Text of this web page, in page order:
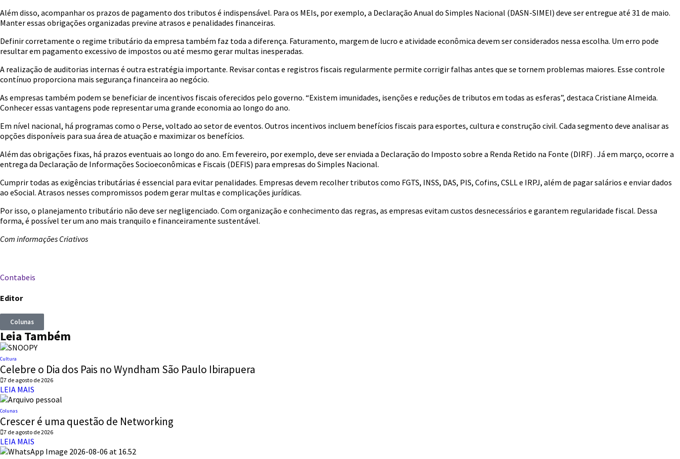
Além disso, acompanhar os prazos de pagamento dos tributos é indispensável. Para os MEIs, por exemplo, a Declaração Anual do Simples Nacional (DASN-SIMEI) deve ser entregue até 31 de maio.
Manter essas obrigações organizadas previne atrasos e penalidades financeiras.
Definir corretamente o regime tributário da empresa também faz toda a diferença. Faturamento, margem de lucro e atividade econômica devem ser considerados nessa escolha. Um erro pode
resultar em pagamento excessivo de impostos ou até mesmo gerar multas inesperadas.
A realização de auditorias internas é outra estratégia importante. Revisar contas e registros fiscais regularmente permite corrigir falhas antes que se tornem problemas maiores. Esse controle
contínuo proporciona mais segurança financeira ao negócio.
As empresas também podem se beneficiar de incentivos fiscais oferecidos pelo governo. “Existem imunidades, isenções e reduções de tributos em todas as esferas”, destaca Cristiane Almeida.
Conhecer essas vantagens pode representar uma grande economia ao longo do ano.
Em nível nacional, há programas como o Perse, voltado ao setor de eventos. Outros incentivos incluem benefícios fiscais para esportes, cultura e construção civil. Cada segmento deve analisar as
opções disponíveis para sua área de atuação e maximizar os benefícios.
Além das obrigações fixas, há prazos eventuais ao longo do ano. Em fevereiro, por exemplo, deve ser enviada a Declaração do Imposto sobre a Renda Retido na Fonte (DIRF) . Já em março, ocorre a
entrega da Declaração de Informações Socioeconômicas e Fiscais (DEFIS) para empresas do Simples Nacional.
Cumprir todas as exigências tributárias é essencial para evitar penalidades. Empresas devem recolher tributos como FGTS, INSS, DAS, PIS, Cofins, CSLL e IRPJ, além de pagar salários e enviar dados
ao eSocial. Atrasos nesses compromissos podem gerar multas e complicações jurídicas.
Por isso, o planejamento tributário não deve ser negligenciado. Com organização e conhecimento das regras, as empresas evitam custos desnecessários e garantem regularidade fiscal. Dessa
forma, é possível ter um ano mais tranquilo e financeiramente sustentável.
Com informações Criativos
Contabeis
Editor
Colunas
Leia Também
Cultura
Celebre o Dia dos Pais no Wyndham São Paulo Ibirapuera
7 de agosto de 2026
LEIA MAIS
Colunas
Crescer é uma questão de Networking
7 de agosto de 2026
LEIA MAIS